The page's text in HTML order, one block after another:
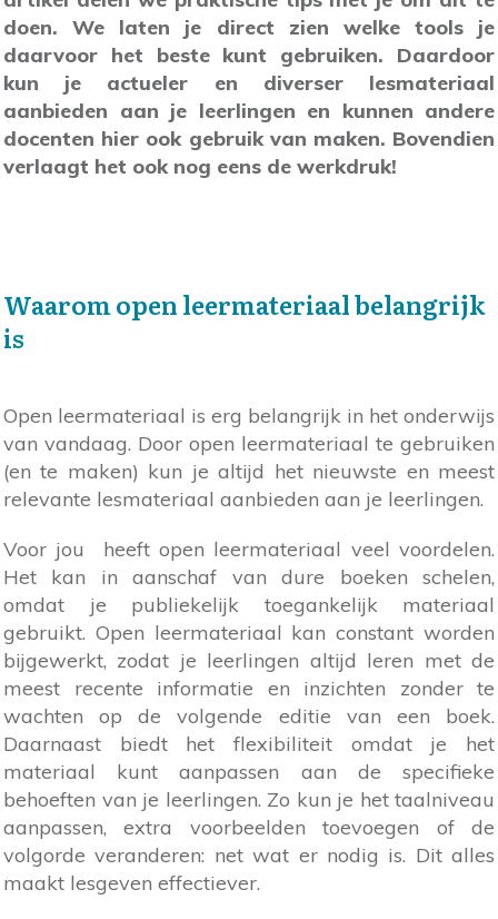
doen. We laten je direct zien welke tools je
daarvoor het beste kunt gebruiken. Daardoor
kun je actueler en diverser lesmateriaal
aanbieden aan je leerlingen en kunnen andere
docenten hier ook gebruik van maken. Bovendien
verlaagt het ook nog eens de werkdruk!
Waarom open leermateriaal belangrijk
is
Open leermateriaal is erg belangrijk in het onderwijs
van vandaag. Door open leermateriaal te gebruiken
(en te maken) kun je altijd het nieuwste en meest
relevante lesmateriaal aanbieden aan je leerlingen.
Voor jou heeft open leermateriaal veel voordelen.
Het kan in aanschaf van dure boeken schelen,
omdat je publiekelijk toegankelijk materiaal
gebruikt. Open leermateriaal kan constant worden
bijgewerkt, zodat je leerlingen altijd leren met de
meest recente informatie en inzichten zonder te
wachten op de volgende editie van een boek.
Daarnaast biedt het flexibiliteit omdat je het
materiaal kunt aanpassen aan de specifieke
behoeften van je leerlingen. Zo kun je het taalniveau
aanpassen, extra voorbeelden toevoegen of de
volgorde veranderen: net wat er nodig is. Dit alles
maakt lesgeven effectiever.